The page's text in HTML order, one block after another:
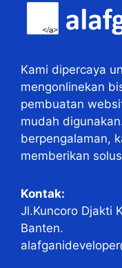
Kami dipercaya
mengonlinekan
pembuatan
mudah
berpengalaman,
memberikan
Kontak:
Jl.Kuncoro Djakti
Banten.